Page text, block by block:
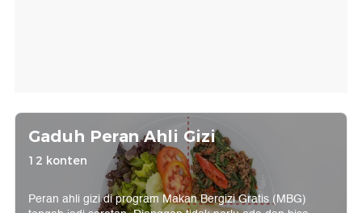
Gaduh Peran Ahli Gizi
12 konten
Peran ahli gizi di program Makan Bergizi Gratis (MBG)